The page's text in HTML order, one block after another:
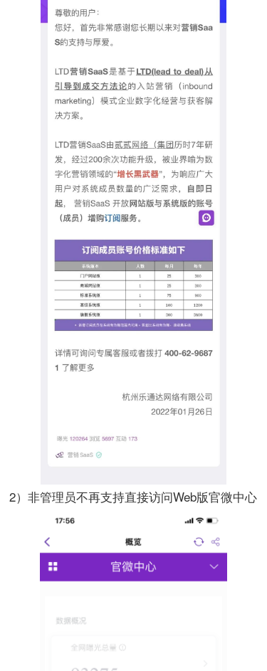
2） 非管理员不再支持直接访问Web版官微中心